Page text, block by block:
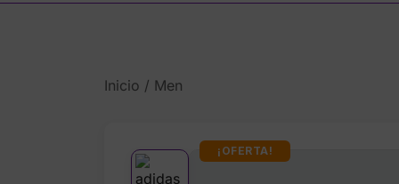
Inicio / Men
¡OFERTA!